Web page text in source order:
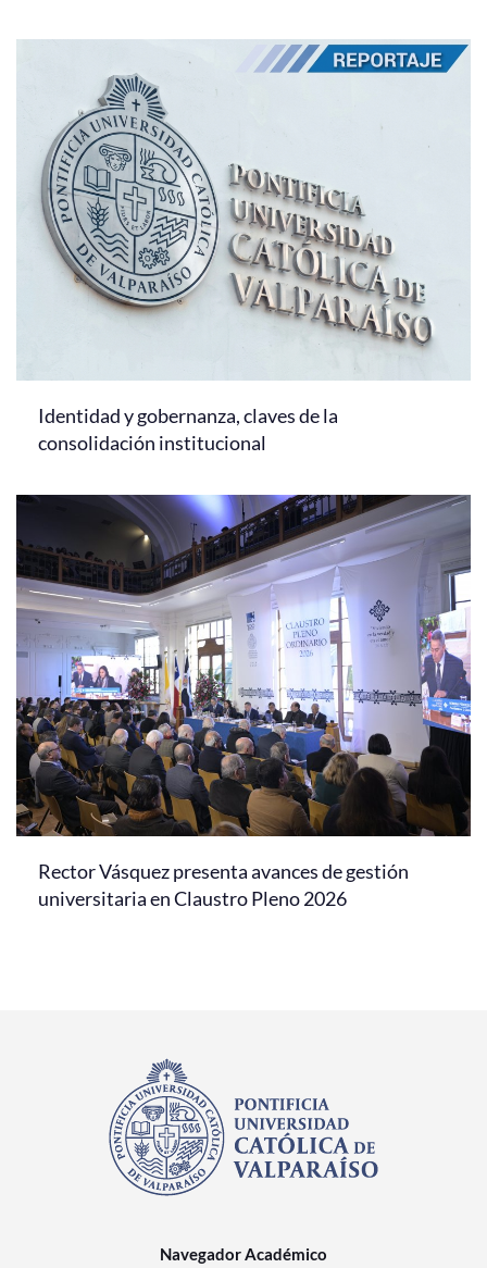
Identidad y gobernanza, claves de la
consolidación institucional
Rector Vásquez presenta avances de gestión
universitaria en Claustro Pleno 2026
Navegador Académico